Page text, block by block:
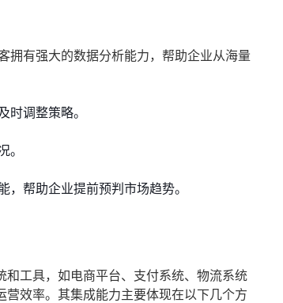
拥有强大的数据分析能力，帮助企业从海量
调整策略。
。
帮助企业提前预判市场趋势。
工具，如电商平台、支付系统、物流系统
效率。其集成能力主要体现在以下几个方